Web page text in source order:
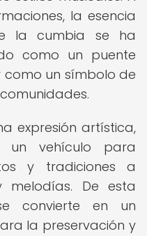
la esencia
la cumbia se ha
como un puente
como un símbolo de
expresión artística,
un vehículo para
y tradiciones a
De esta
convierte en un
la preservación y